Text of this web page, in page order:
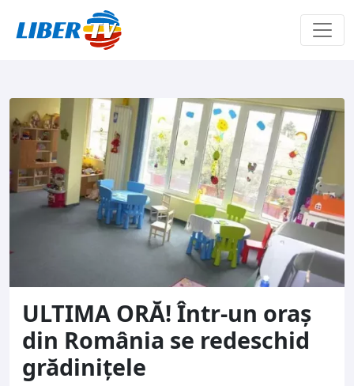
ULTIMA ORĂ! Într-un oraș
din România se redeschid
grădinițele